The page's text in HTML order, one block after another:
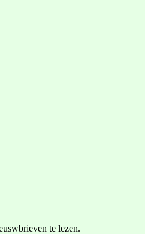
te lezen.